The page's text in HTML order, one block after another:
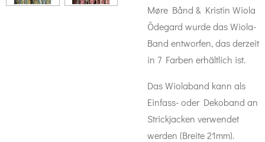
Møre Bånd & Kristin Wiola
Ōdegard wurde das Wiola-
Band entworfen, das derzeit
in 7 Farben erhältlich ist.
Das Wiolaband kann als
Einfass- oder Dekoband an
Strickjacken verwendet
werden (Breite 21mm).